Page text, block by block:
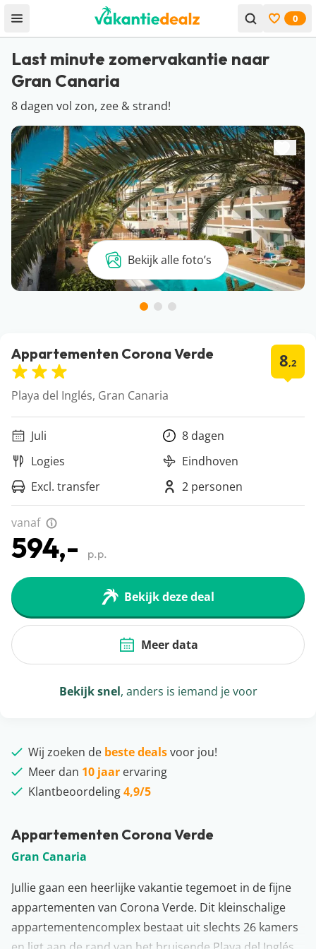
Open menu Bekijk
0
Last minute zomervakantie naar
Gran Canaria
8 dagen vol zon, zee & strand!
Bekijk alle foto’s
Appartementen Corona Verde
Gran Canaria
Jullie gaan een heerlijke vakantie tegemoet in de fijne
appartementen van Corona Verde. Dit kleinschalige
appartementencomplex bestaat uit slechts 26 kamers
Appartementen Corona Verde 8,2
Playa del Inglés, Gran Canaria
Juli
8 dagen
Logies
Eindhoven
Excl. transfer
2 personen
vanaf
594,- p.p.
Bekijk deze deal
Meer data
Bekijk snel, anders is iemand je voor
Wij zoeken de beste dealsvoor jou!
Meer dan 10 jaar ervaring
Klantbeoordeling4,9/5